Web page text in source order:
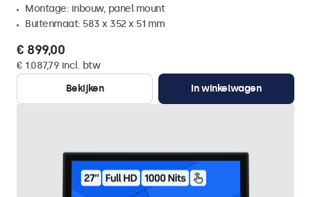
Montage: inbouw, panel mount
Buitenmaat: 583 x 352 x 51 mm
€ 899,00
€ 1.087,79 incl. btw
Bekijken
In winkelwagen